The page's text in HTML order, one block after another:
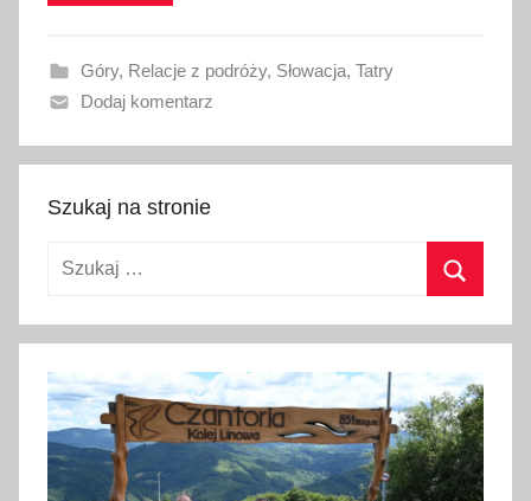
w
n
o
l
u
o
0
1
7
Góry, Relacje z podróży, Słowacja, Tatry
Dodaj komentarz
Szukaj na stronie
Szukaj: